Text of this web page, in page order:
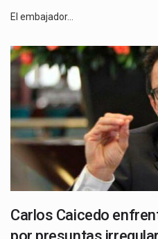
El embajador…
Carlos Caicedo